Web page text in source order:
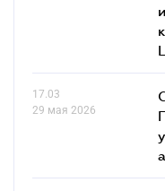
17.03
29 мая 2026